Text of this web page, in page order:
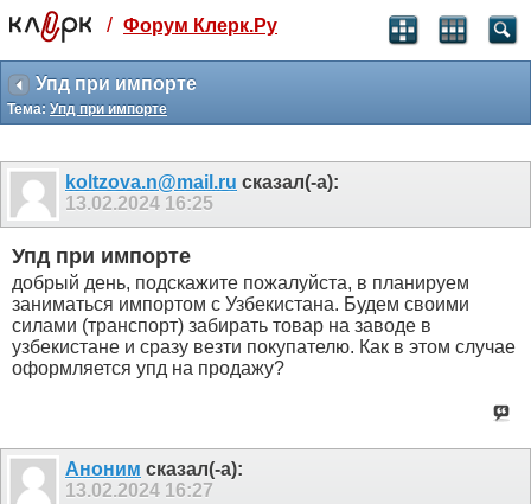
Святые угодники, Клерк без рекламы
прекрасен:)
месяц
3 месяца
259
₽
-10%
499 ₽
-15%
Отмена Оплатить
/ Форум Клерк.Ру
Упд при импорте
Тема: Упд при импорте
koltzova.n@mail.ru сказал(-а):
13.02.2024 16:25
Упд при импорте
добрый день, подскажите пожалуйста, в планируем
заниматься импортом с Узбекистана. Будем своими
силами (транспорт) забирать товар на заводе в
узбекистане и сразу везти покупателю. Как в этом случае
оформляется упд на продажу?
Аноним сказал(-а):
13.02.2024 16:27